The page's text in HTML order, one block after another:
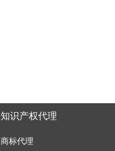
知识产权代理
商标代理